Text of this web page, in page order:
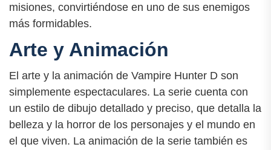
misiones, convirtiéndose en uno de sus enemigos
más formidables.
Arte y Animación
El arte y la animación de Vampire Hunter D son
simplemente espectaculares. La serie cuenta con
un estilo de dibujo detallado y preciso, que detalla la
belleza y la horror de los personajes y el mundo en
el que viven. La animación de la serie también es